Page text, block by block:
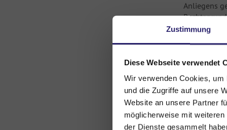
Zustimmung
Diese Webseite verwendet
Wir verwenden Cookies,
und die Zugriffe auf unsere
Website an unsere Partner
möglicherweise mit
der Dienste gesammelt
Anliegens
dies ist der
5)
Gemäß Art.